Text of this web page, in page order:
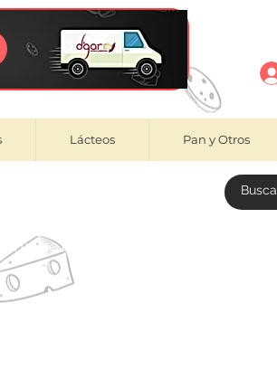
Lácteos Pan y Otros
se encuentra en el